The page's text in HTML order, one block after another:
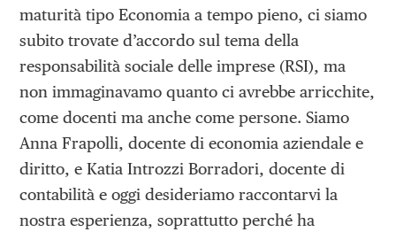
maturità tipo Economia a tempo pieno, ci siamo
subito trovate d’accordo sul tema della
responsabilità sociale delle imprese (RSI), ma
non immaginavamo quanto ci avrebbe arricchite,
come docenti ma anche come persone. Siamo
Anna Frapolli, docente di economia aziendale e
diritto, e Katia Introzzi Borradori, docente di
contabilità e oggi desideriamo raccontarvi la
nostra esperienza, soprattutto perché ha